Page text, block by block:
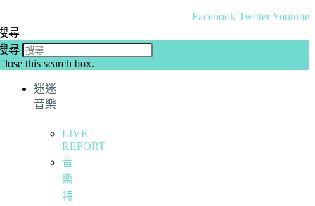
Facebook TwitterYoutube
尋
尋
this search box.
迷迷
音樂
LIVE
REPORT
音
樂
特